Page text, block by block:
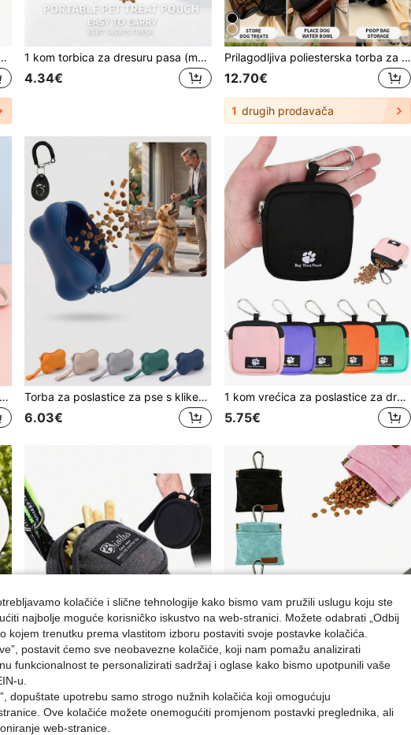
boja (crna, crvena, ljubičasta, plava), idealna za vlasnike pasa i trenere, putna posuda za poslastice za kućne ljubimce, vrećica za poslastice za pse, vrećica za poslastice za pse, vrećica za šetnju pasa 1 kom torbica za dresuru pasa (može se pričvrstiti na povodac), vrećica za pseće poslastice, torba za šetnju bez upotrebe ruku (s karabinerom), dozator vrećica za pseći izmet (pogodno za putovanja sa štenetom ili vanjsku upotrebu), zatvaranje patentnim zatvaračem za sprječavanje curenja, vrećica za pseće poslastice, torba za pseće poslastice
4.34€
Prilagodljiva poliesterska torba za struk za šetnju pasa, podesivi pojas, uključuje dozator vrećica za smeće, držač za bocu s vodom i vrećicu za poslastice, pogodna za male, srednje i velike pse, idealna za šetnje i dresuru na otvorenom, neophodna za trenere pasa, izdržljiva i prenosiva oprema za svakodnevno šetanje pasa
12.70€
1 drugih prodavača
1 kom Staklenka za poslastice za kućne ljubimce nasumičnih boja Izlet za pse Stvari za pse Vrećica za poslastice za pse Vrećica za šetanje pasa Torba za poslastice za pse s klikerom za trening - silikonska vrećica za poslastice za kućne ljubimce, prijenosna torba za pohranu poslastica za trening pasa, vrećica za nagrade za štence, interaktivni dodatak za trening, kontejner za poslastice za šetanje pasa bez korištenja ruku, lagani ponovno upotrebljivi držač poslastica za nagrade za štence i mačiće, prikladno za trening poslušnosti za pse svih veličina
6.03€
1 kom vrećica za poslastice za dresuru pasa, prijenosna vrećica za grickalice za kućne ljubimce prikladna za aktivnosti na otvorenom i šetnju, oprema za kućne ljubimce, pribor za kućne ljubimce, zatvorena vrećica s poslasticama za kućne ljubimce, svakodnevne potrepštine za kućne ljubimce
5.75€
nagrade za šetnju s psom, vanjska torba za hranjenje i pohranu nagrada za kućne ljubimce Prijenosna torba za poslastice za kućne ljubimce, prikladna za vlasnike i trenere za nošenje potrepština, dodataka i zatvorenih vrećica s poslasticama, idealna za putovanja s štencima ili aktivnosti na otvorenom, torba za pohranu hrane za pse, torba za šetanje psa, potrepštine za pse, njega štenaca, osnovne stvari za putovanje
3.88€
kolačiće i slične tehnologije kako bismo vam pružili uslugu koju ste
najbolje moguće korisničko iskustvo na web-stranici. Možete odabrati „Odbij
kojem trenutku prema vlastitom izboru postaviti svoje postavke kolačića.
postavit ćemo sve neobavezne kolačiće, koji nam pomažu analizirati
funkcionalnost te personalizirati sadržaj i oglase kako bismo upotpunili vaše
u.
dopuštate upotrebu samo strogo nužnih kolačića koji omogućuju
Ove kolačiće možete onemogućiti promjenom postavki preglednika, ali
web-stranice.